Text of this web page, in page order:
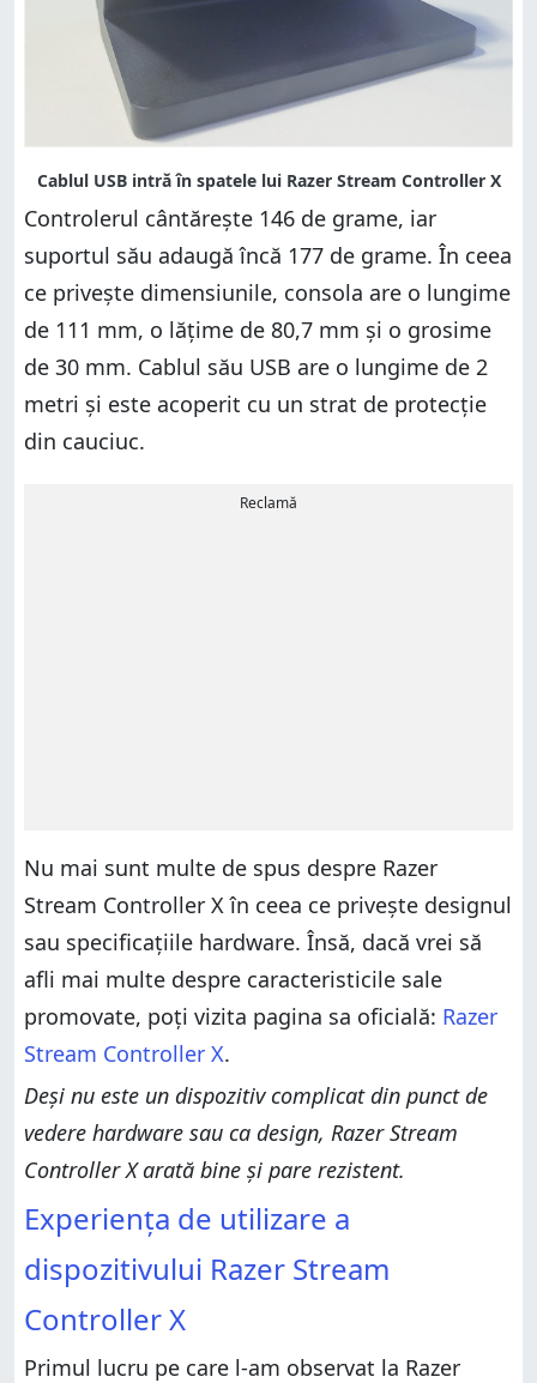
Controlerul cântărește 146 de grame, iar
suportul său adaugă încă 177 de grame. În ceea
ce privește dimensiunile, consola are o lungime
de 111 mm, o lățime de 80,7 mm și o grosime
de 30 mm. Cablul său USB are o lungime de 2
metri și este acoperit cu un strat de protecție
din cauciuc.
Reclamă
Nu mai sunt multe de spus despre Razer
Stream Controller X în ceea ce privește designul
sau specificațiile hardware. Însă, dacă vrei să
afli mai multe despre caracteristicile sale
promovate, poți vizita pagina sa oficială: Razer
Stream Controller X.
Deși nu este un dispozitiv complicat din punct de
vedere hardware sau ca design, Razer Stream
Controller X arată bine și pare rezistent.
Experiența de utilizare a
dispozitivului Razer Stream
Controller X
Primul lucru pe care l-am observat la Razer